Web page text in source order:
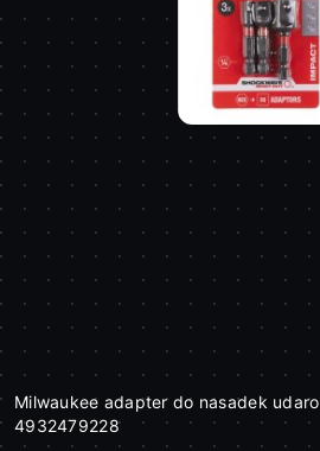
Milwaukee adapter do nasadek
4932479228